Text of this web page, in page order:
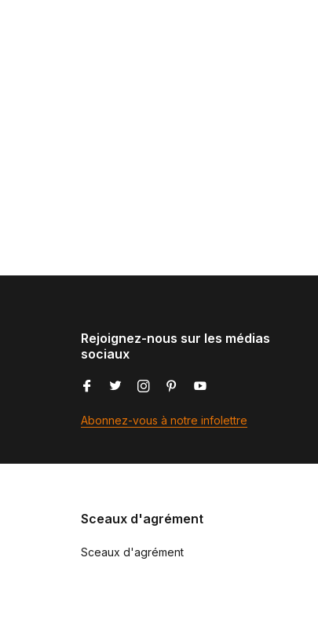
Rejoignez-nous sur les médias
sociaux
Abonnez-vous à notre infolettre
Sceaux d'agrément
Sceaux d'agrément